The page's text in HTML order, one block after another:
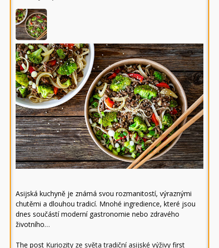
Asijská kuchyně je známá svou rozmanitostí, výraznými
chutěmi a dlouhou tradicí. Mnohé ingredience, které jsou
dnes součástí moderní gastronomie nebo zdravého
životního…
The post Kuriozity ze světa tradiční asijské výživy first